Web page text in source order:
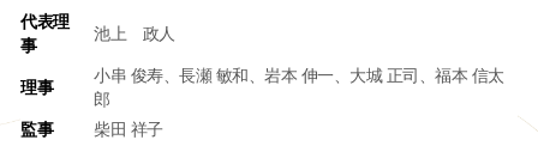
代表理
事
池上 政人
理事
小串 俊寿、長瀬 敏和、岩本 伸一、大城 正司、福本 信太
郎
監事
柴田 祥子